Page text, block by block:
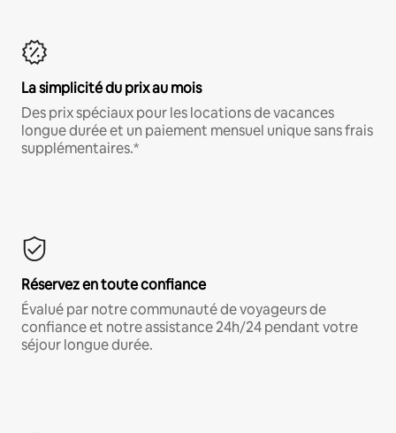
La simplicité du prix au mois
Des prix spéciaux pour les locations de vacances
longue durée et un paiement mensuel unique sans frais
supplémentaires.*
Réservez en toute confiance
Évalué par notre communauté de voyageurs de
confiance et notre assistance 24h/24 pendant votre
séjour longue durée.